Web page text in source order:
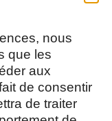
nous
que les
aux
de consentir
de traiter